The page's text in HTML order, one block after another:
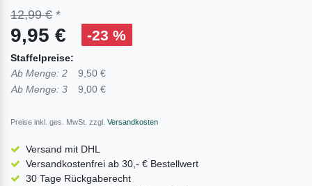
12,99 € *
9,95 € -23 %
Staffelpreise:
Ab Menge: 2
9,50 €
Ab Menge: 3
9,00 €
Preise inkl. ges. MwSt. zzgl. Versandkosten
Versand mit DHL
Versandkostenfrei ab 30,- € Bestellwert
30 Tage Rückgaberecht